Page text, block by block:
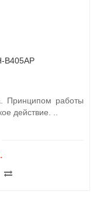
B405AP
Принципом работы
действие. ..